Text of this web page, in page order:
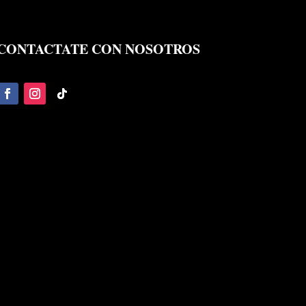
CON NOSOTROS